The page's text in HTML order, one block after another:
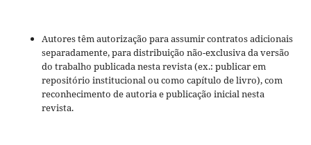
Autores têm autorização para assumir contratos adicionais
separadamente, para distribuição não-exclusiva da versão
do trabalho publicada nesta revista (ex.: publicar em
repositório institucional ou como capítulo de livro), com
reconhecimento de autoria e publicação inicial nesta
revista.